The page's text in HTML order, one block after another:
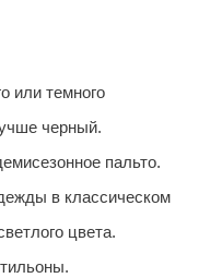
или темного
черный.
пальто.
в классическом
цвета.